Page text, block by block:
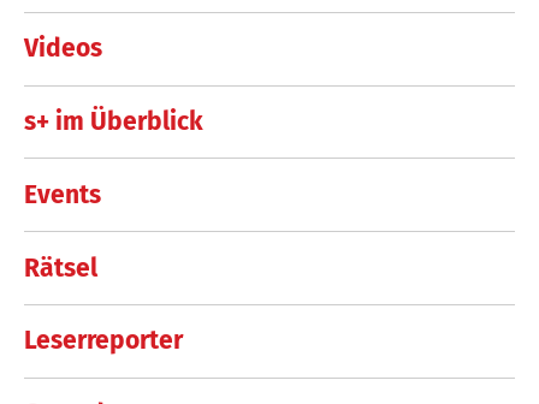
Videos
s+ im Überblick
Events
Rätsel
Leserreporter